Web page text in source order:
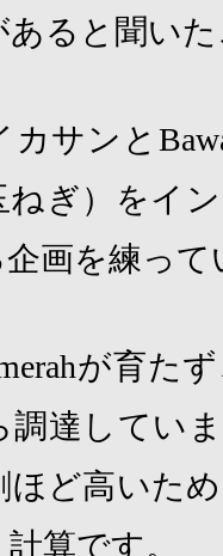
あると聞い
カサンと
ねぎ）をイ
画を練っ
が育た
調達してい
ほど高いた
算です。